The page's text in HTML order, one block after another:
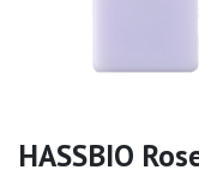
HASSBIO